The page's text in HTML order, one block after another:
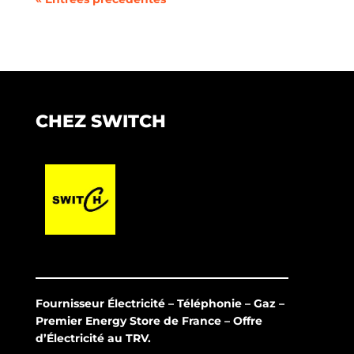
CHEZ SWITCH
Fournisseur Électricité – Téléphonie – Gaz –
Premier Energy Store de France – Offre
d’Électricité au TRV.